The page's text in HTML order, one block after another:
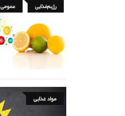
رژیم‌غذایی عمومی
مواد غذایی